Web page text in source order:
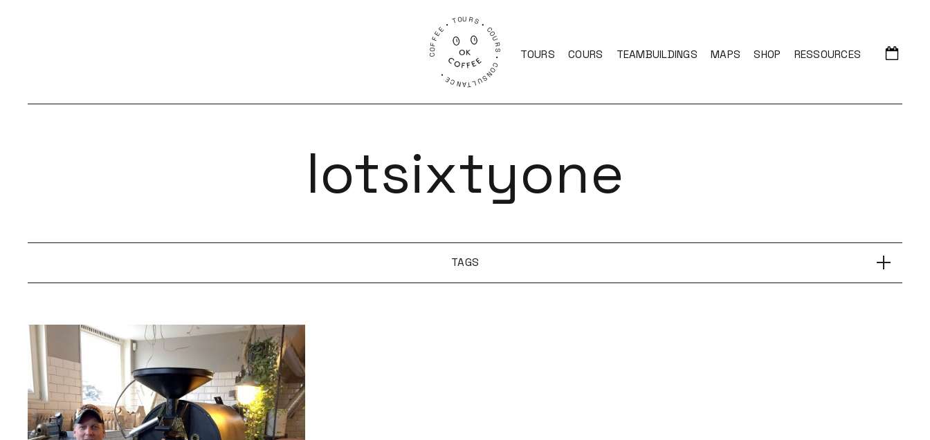
COFFEE • TOURS • COURS • CONSULTANCE • TOURS COURS TEAMBUILDINGS MAPS SHOP RESSOURCES
lotsixtyone
TAGS